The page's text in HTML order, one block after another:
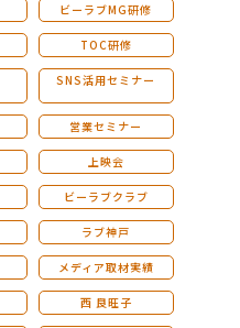
ビーラブMG研修
TOC研修
SNS活用セミナー
営業セミナー
上映会
ビーラブクラブ
ラブ神戸
メディア取材実績
西 良旺子